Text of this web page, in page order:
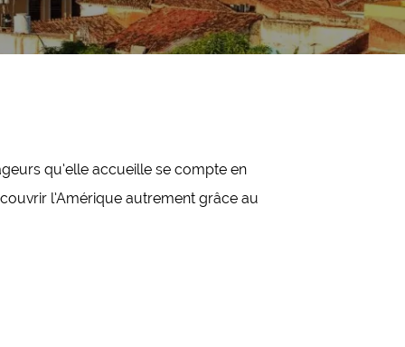
qu’elle accueille se compte en
l’Amérique autrement grâce au